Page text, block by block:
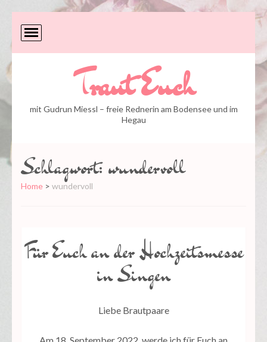
Traut Euch
mit Gudrun Miessl – freie Rednerin am Bodensee und im
Hegau
Schlagwort:wundervoll
Home > wundervoll
Für Euch an der Hochzeitsmesse
in Singen
Liebe Brautpaare